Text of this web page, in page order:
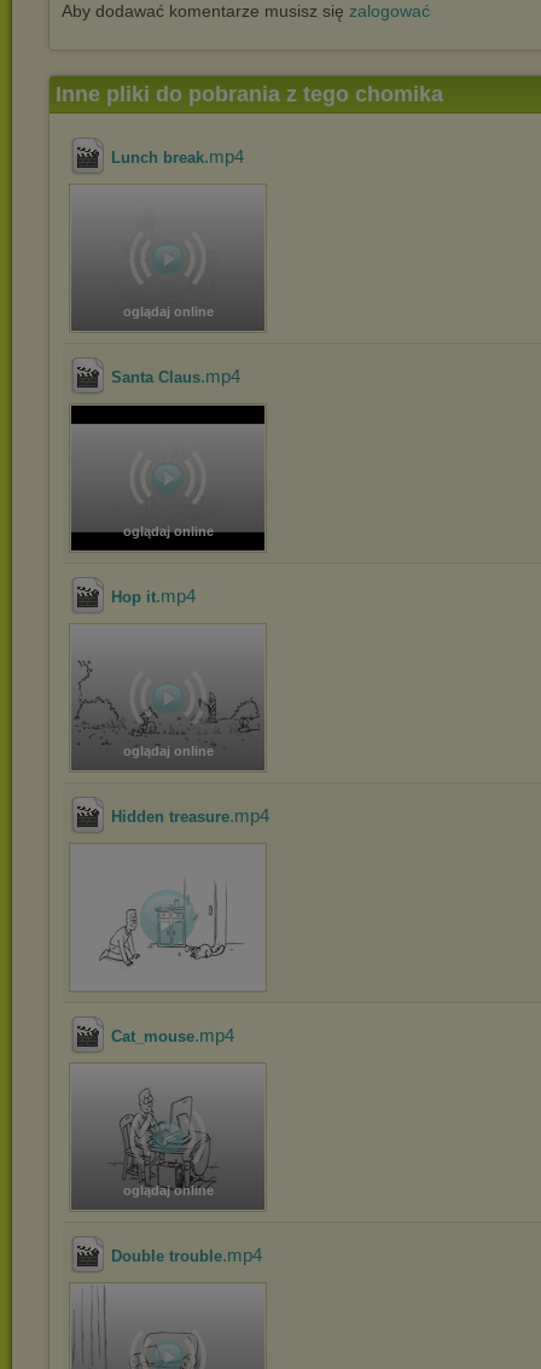
Aby dodawać komentarze musisz się zalogować
Inne pliki do pobrania z tego chomika
Lunch break.mp4
oglądaj online
Santa Claus.mp4
oglądaj online
Hop it.mp4
oglądaj online
Hidden treasure.mp4
Cat_mouse.mp4
oglądaj online
Double trouble.mp4